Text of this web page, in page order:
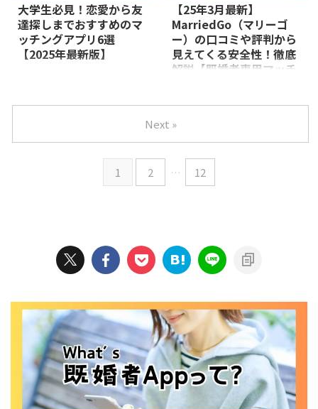
ら、短時間で効率よく収入を得ら
れるのが特徴です。さらに、経験
豊富な男性と接することで、普段
の生活では得られない新しい知識
す ...
す。 安心のゼクシィブランド：
結婚関連の総合サービスを手がけ
るゼクシィが運営しており、信頼
性抜群。 リーズナブルな料金体
系：一般的な結婚相談所と比べて
型仲介システム」を採用し、マッ
...
大学生必見！恋愛から友
達探しまでおすすめのマ
ッチングアプリ6選
【2025年最新版】
も簡単に出会えるということで
す。大学内やサークル、アルバイ
トなどのコミュニティだけでは限
られた人としか出会えないため、
同じ趣味を持つ人など、幅広い層
とつながることができます。普段
う ...
【25年3月最新】
MarriedGo（マリーゴ
ー）の口コミや評判から
見えてくる安全性！徹底
解説【既婚者専用マッチ
用マッチングアプリって何？ 既
婚者向けマッチングアプリとは、
名前の通り、既婚者専用のマッチ
ングサービスで、婚外恋愛やセカ
ンドパートナーを探している人が
異性と出会う機会はなかなかあり
ません。 一般向けのマッチング
アプリが独身者専用であるため、
たと言えます。 そこで、既婚者
専用マッチングアプリが登場し、
...
1 2 … 12
Next »